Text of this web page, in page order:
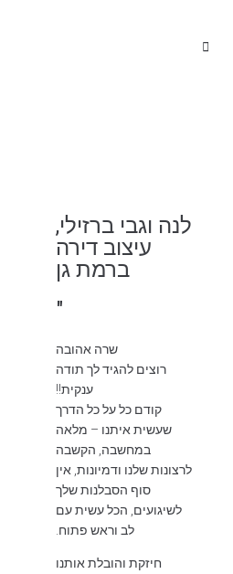
לנה וגבי ברזילי,
עיצוב דירה
ברמת גן
"
שרה אהובה
רוצים להגיד לך תודה
ענקית!!
קודם כל על כל הדרך
שעשית איתנו – מלאה
במחשבה, הקשבה
לרצונות שלנו ודמיונות, אין
סוף הסבלנות שלך
לשיגועים, הכל עשית עם
לב וראש פתוח.
חיזקת והובלת אותנו